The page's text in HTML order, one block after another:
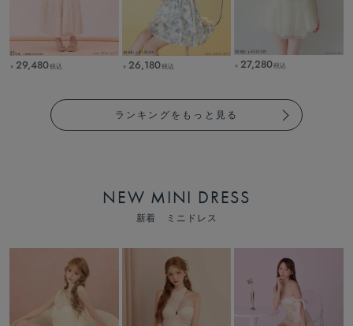
￥ 29,480税込 ￥ 26,180税込 ￥ 27,280税込
ランキングをもっと見る
NEW MINI DRESS
新着 ミニドレス